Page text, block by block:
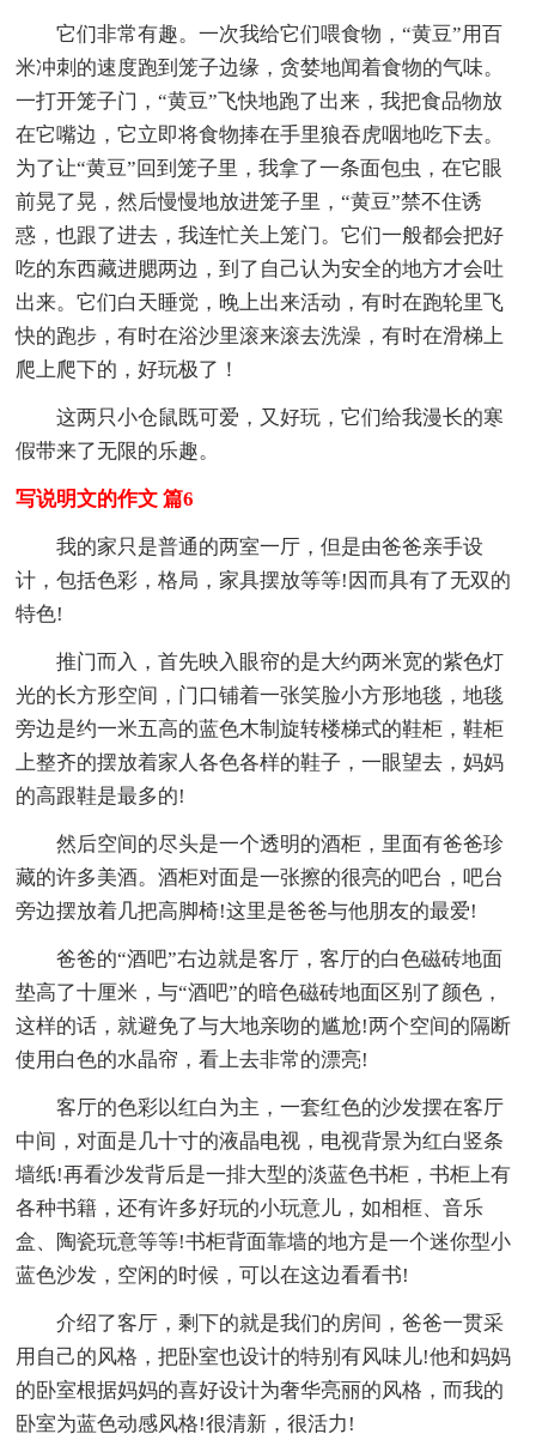
它们非常有趣。一次我给它们喂食物，“黄豆”用百
米冲刺的速度跑到笼子边缘，贪婪地闻着食物的气味。
一打开笼子门，“黄豆”飞快地跑了出来，我把食品物放
在它嘴边，它立即将食物捧在手里狼吞虎咽地吃下去。
为了让“黄豆”回到笼子里，我拿了一条面包虫，在它眼
前晃了晃，然后慢慢地放进笼子里，“黄豆”禁不住诱
惑，也跟了进去，我连忙关上笼门。它们一般都会把好
吃的东西藏进腮两边，到了自己认为安全的地方才会吐
出来。它们白天睡觉，晚上出来活动，有时在跑轮里飞
快的跑步，有时在浴沙里滚来滚去洗澡，有时在滑梯上
爬上爬下的，好玩极了！
这两只小仓鼠既可爱，又好玩，它们给我漫长的寒
假带来了无限的乐趣。
写说明文的作文 篇6
我的家只是普通的两室一厅，但是由爸爸亲手设
计，包括色彩，格局，家具摆放等等!因而具有了无双的
特色!
推门而入，首先映入眼帘的是大约两米宽的紫色灯
光的长方形空间，门口铺着一张笑脸小方形地毯，地毯
旁边是约一米五高的蓝色木制旋转楼梯式的鞋柜，鞋柜
上整齐的摆放着家人各色各样的鞋子，一眼望去，妈妈
的高跟鞋是最多的!
然后空间的尽头是一个透明的酒柜，里面有爸爸珍
藏的许多美酒。酒柜对面是一张擦的很亮的吧台，吧台
旁边摆放着几把高脚椅!这里是爸爸与他朋友的最爱!
爸爸的“酒吧”右边就是客厅，客厅的白色磁砖地面
垫高了十厘米，与“酒吧”的暗色磁砖地面区别了颜色，
这样的话，就避免了与大地亲吻的尴尬!两个空间的隔断
使用白色的水晶帘，看上去非常的漂亮!
客厅的色彩以红白为主，一套红色的沙发摆在客厅
中间，对面是几十寸的液晶电视，电视背景为红白竖条
墙纸!再看沙发背后是一排大型的淡蓝色书柜，书柜上有
各种书籍，还有许多好玩的小玩意儿，如相框、音乐
盒、陶瓷玩意等等!书柜背面靠墙的地方是一个迷你型小
蓝色沙发，空闲的时候，可以在这边看看书!
介绍了客厅，剩下的就是我们的房间，爸爸一贯采
用自己的风格，把卧室也设计的特别有风味儿!他和妈妈
的卧室根据妈妈的喜好设计为奢华亮丽的风格，而我的
卧室为蓝色动感风格!很清新，很活力!